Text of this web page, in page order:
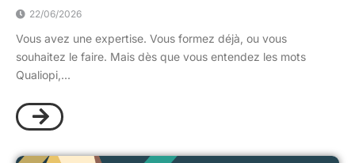
22/06/2026
Vous avez une expertise. Vous formez déjà, ou vous
souhaitez le faire. Mais dès que vous entendez les mots
Qualiopi,...